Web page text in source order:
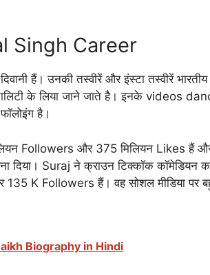
Singh Career
हैं। उनकी तस्वीरें और इंस्टा तस्वीरें भारतीय
के लिया जाने जाते है। इनके videos
है।
Followers और 375 मिलियन Likes हैं
Suraj ने क्राउन टिक्कॉक कॉमेडियन
135 K Followers हैं। वह सोशल मीडिया पर
Biography in Hindi